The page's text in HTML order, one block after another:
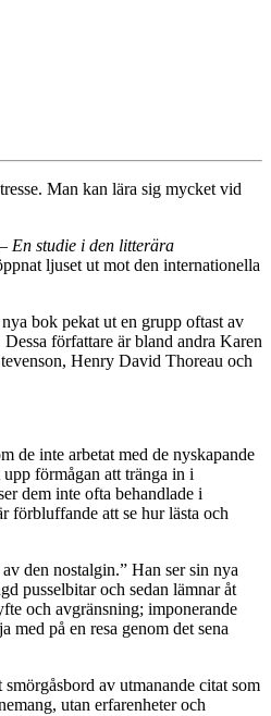
Man kan lära sig mycket vid
En studie i den litterära
ljuset ut mot den internationella
bok pekat ut en grupp oftast av
författare är bland andra Karen
Henry David Thoreau och
de inte arbetat med de nyskapande
förmågan att tränga in i
dem inte ofta behandlade i
förbluffande att se hur lästa och
den nostalgin.” Han ser sin nya
pusselbitar och sedan lämnar åt
och avgränsning; imponerande
på en resa genom det sena
av utmanande citat som
utan erfarenheter och